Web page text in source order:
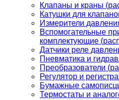
Клапаны и краны
Катушки для
Измерители
Вспомогательные
комплектующие
Датчики реле
Пневматика и
Преобразователи
Регулятор и
Бумажные
Термостаты и